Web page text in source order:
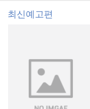
최신예고편